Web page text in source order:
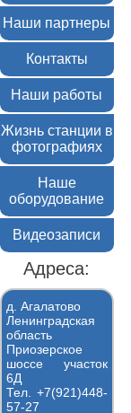
Наши партнеры
Контакты
Наши работы
Жизнь станции в
фотографиях
Наше
оборудование
Видеозаписи
Адреса:
д. Агалатово
Ленинградская
область
Приозерское
шоссе участок
6Д
Тел. +7(921)448-
57-27